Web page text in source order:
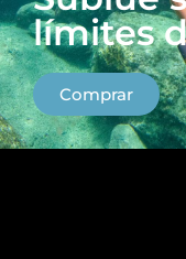
límites
Comprar